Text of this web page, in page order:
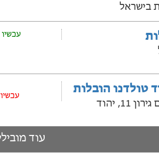
בישראל
טולדנו הובלות
11, יהוד
עוד